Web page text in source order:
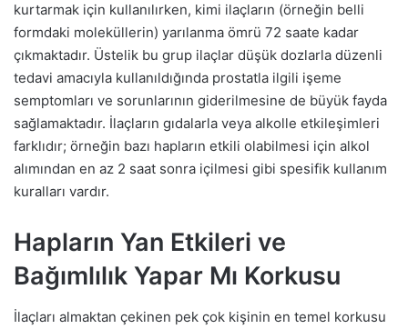
kurtarmak için kullanılırken, kimi ilaçların (örneğin belli
formdaki moleküllerin) yarılanma ömrü 72 saate kadar
çıkmaktadır. Üstelik bu grup ilaçlar düşük dozlarla düzenli
tedavi amacıyla kullanıldığında prostatla ilgili işeme
semptomları ve sorunlarının giderilmesine de büyük fayda
sağlamaktadır. İlaçların gıdalarla veya alkolle etkileşimleri
farklıdır; örneğin bazı hapların etkili olabilmesi için alkol
alımından en az 2 saat sonra içilmesi gibi spesifik kullanım
kuralları vardır.
Hapların Yan Etkileri ve
Bağımlılık Yapar Mı Korkusu
İlaçları almaktan çekinen pek çok kişinin en temel korkusu